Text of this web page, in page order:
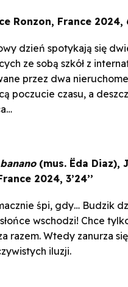
Ronzon, France 2024,
dzień spotykają się
ze sobą szkół z
przez dwa
poczucie czasu, a
(mus. Ëda Diaz),
2024, 3’24’’
śpi, gdy… Budzik
wschodzi! Chce
razem. Wtedy zanurza
iluzji.